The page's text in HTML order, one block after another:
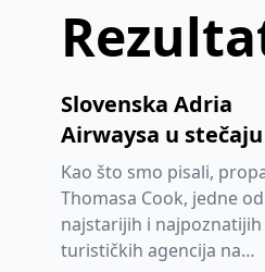
Slovenska Adria
Airwaysa u stečaju
Kao što smo pisali,
Thomasa Cook, jedne od
najstarijih i najpoznatijih
turističkih agencija na